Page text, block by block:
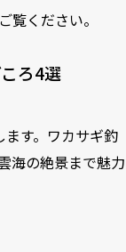
覧ください。
ろ4選
す。ワカサギ釣
海の絶景まで魅力